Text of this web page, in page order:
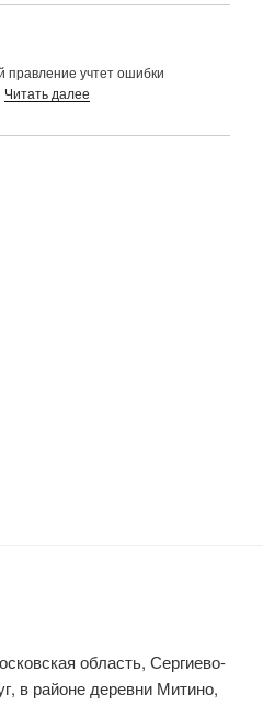
правление учтет ошибки
Читать далее
область, Сергиево-
в районе деревни Митино,